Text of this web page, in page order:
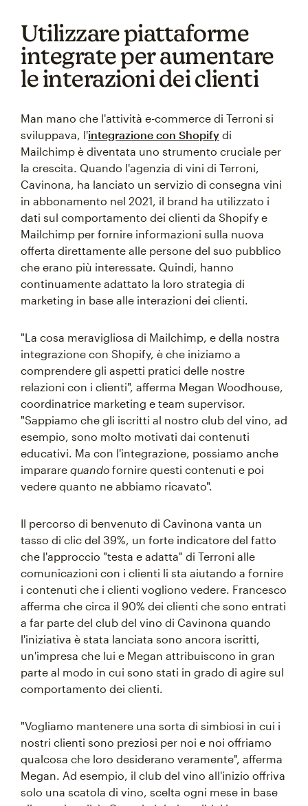
Utilizzare piattaforme
integrate per aumentare
le interazioni dei clienti
Man mano che l'attività e-commerce di Terroni si
sviluppava, l'integrazione con Shopify di
Mailchimp è diventata uno strumento cruciale per
la crescita. Quando l'agenzia di vini di Terroni,
Cavinona, ha lanciato un servizio di consegna vini
in abbonamento nel 2021, il brand ha utilizzato i
dati sul comportamento dei clienti da Shopify e
Mailchimp per fornire informazioni sulla nuova
offerta direttamente alle persone del suo pubblico
che erano più interessate. Quindi, hanno
continuamente adattato la loro strategia di
marketing in base alle interazioni dei clienti.
"La cosa meravigliosa di Mailchimp, e della nostra
integrazione con Shopify, è che iniziamo a
comprendere gli aspetti pratici delle nostre
relazioni con i clienti", afferma Megan Woodhouse,
coordinatrice marketing e team supervisor.
"Sappiamo che gli iscritti al nostro club del vino, ad
esempio, sono molto motivati dai contenuti
educativi. Ma con l'integrazione, possiamo anche
imparare quando fornire questi contenuti e poi
vedere quanto ne abbiamo ricavato".
Il percorso di benvenuto di Cavinona vanta un
tasso di clic del 39%, un forte indicatore del fatto
che l'approccio "testa e adatta" di Terroni alle
comunicazioni con i clienti li sta aiutando a fornire
i contenuti che i clienti vogliono vedere. Francesco
afferma che circa il 90% dei clienti che sono entrati
a far parte del club del vino di Cavinona quando
l'iniziativa è stata lanciata sono ancora iscritti,
un'impresa che lui e Megan attribuiscono in gran
parte al modo in cui sono stati in grado di agire sul
comportamento dei clienti.
"Vogliamo mantenere una sorta di simbiosi in cui i
nostri clienti sono preziosi per noi e noi offriamo
qualcosa che loro desiderano veramente", afferma
Megan. Ad esempio, il club del vino all'inizio offriva
solo una scatola di vino, scelta ogni mese in base